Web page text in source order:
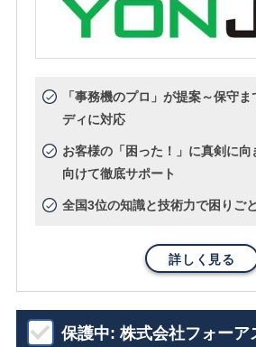
「事務機のプロ」が提案～保守
ディに対応
お客様の「困った！」に真剣に
向けて徹底サポート
全国3位の知識と技術力で困りご
詳しく見る
保護中: 株式会社フォーア